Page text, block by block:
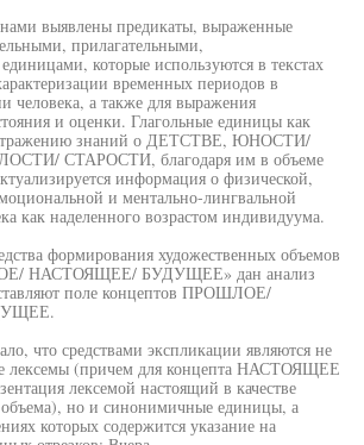
выявлены предикаты, выраженные
прилагательными,
которые используются в текстах
временных периодов в
человека, а также для выражения
и оценки. Глагольные единицы как
знаний о ДЕТСТВЕ, ЮНОСТИ/
СТАРОСТИ, благодаря им в объеме
информация о физической,
и ментально-лингвальной
как наделенного возрастом индивидуума.
формирования художественных объемов
НАСТОЯЩЕЕ/ БУДУЩЕЕ» дан анализ
поле концептов ПРОШЛОЕ/
что средствами экспликации являются не
лексемы (причем для концепта НАСТОЯЩЕЕ
лексемой настоящий в качестве
объема), но и синонимичные единицы, а
которых содержится указание на